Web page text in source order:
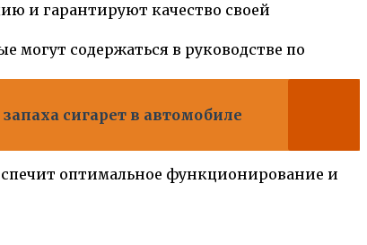
и гарантируют качество своей
могут содержаться в руководстве по
сигарет в автомобиле
оптимальное функционирование и